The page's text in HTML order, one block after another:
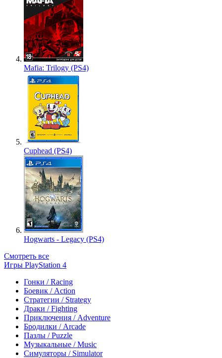
Mafia: Trilogy (PS4)
Cuphead (PS4)
Hogwarts - Legacy (PS4)
Смотреть все
Игры PlayStation 4
Гонки / Racing
Боевик / Action
Стратегии / Strategy
Драки / Fighting
Приключения / Adventure
Бродилки / Arcade
Пазлы / Puzzle
Музыкальные / Music
Симуляторы / Simulator